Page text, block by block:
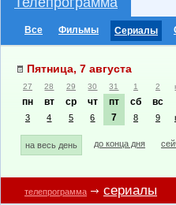
Все Фильмы Сериалы
Пятница, 7 августа
27 28 29 30 31 1 2
пн вт ср чт пт сб вс
3 4 5 6 7 8 9
на весь день до конца дня
телепрограмма сериалы